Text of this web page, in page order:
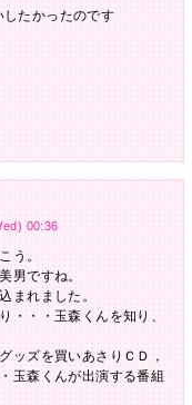
たかったのです
00:36
う。
男ですね。
まれました。
・・・玉森くんを知り、
ッズを買いあさりＣＤ，
玉森くんが出演する番組